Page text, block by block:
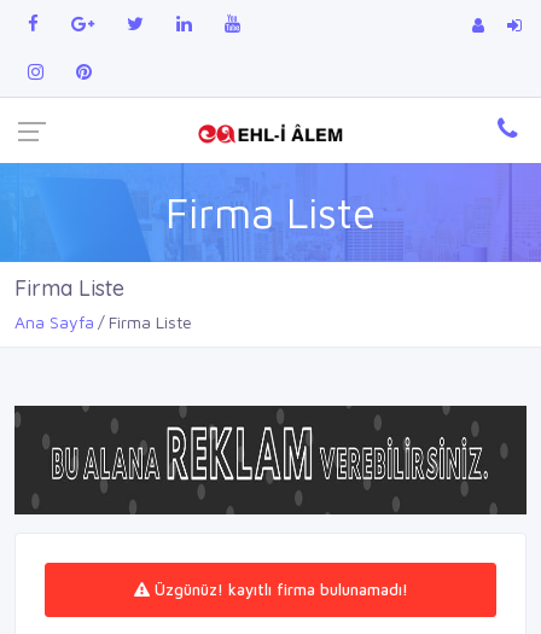
Firma Liste
Firma Liste
Ana Sayfa Firma Liste
Üzgünüz! kayıtlı firma bulunamadı!